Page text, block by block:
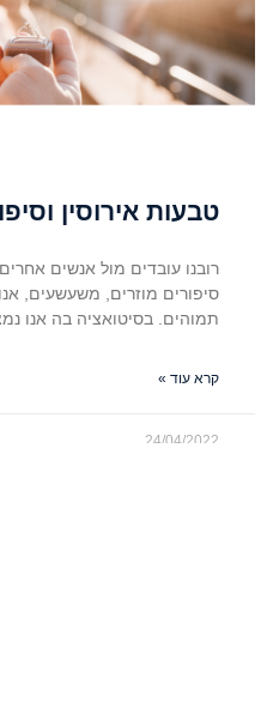
טבעות אירוסין
רובנו עובדים מול אנשים
סיפורים מוזרים, משעשעים,
תמוהים. בסיטואציה בה אנו
קרא עוד »
24/04/2022